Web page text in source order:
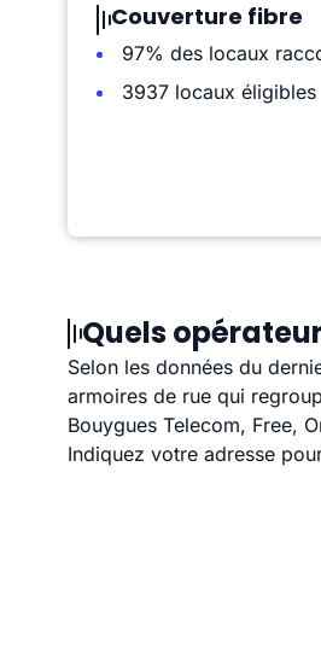
Couverture fibre
97% des locaux
3937 locaux éligibles
Quels
Selon les données du
armoires de rue qui
Bouygues Telecom, Free,
Indiquez votre adresse